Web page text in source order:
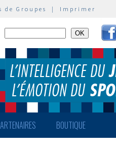
de Groupes | Imprimer
BOUTIQUE